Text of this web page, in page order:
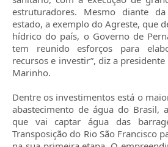
estruturadores. Mesmo diante
estado, a exemplo do Agreste, que
hídrico do país, o Governo de
tem reunido esforços para
recursos e investir”, diz a
Marinho.
Dentre os investimentos está o
abastecimento de água do Brasil,
que vai captar água das
Transposição do Rio São Francisco